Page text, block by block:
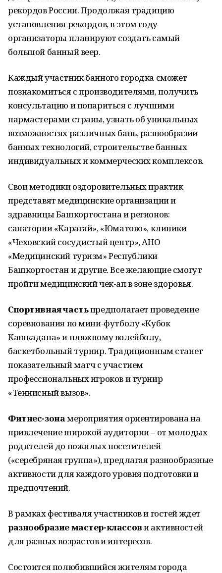
рекордов России. Продолжая традицию
установления рекордов, в этом году
организаторы планируют создать самый
большой банный веер.
Каждый участник банного городка сможет
познакомиться с производителями, получить
консультацию и попариться с лучшими
пармастерами страны, узнать об уникальных
возможностях различных бань, разнообразии
банных технологий, строительстве банных
индивидуальных и коммерческих комплексов.
Свои методики оздоровительных практик
представят медицинские организации и
здравницы Башкортостана и регионов:
санатории «Карагай», «Юматово», клиники
«Чеховский сосудистый центр», АНО
«Медицинский туризм» Республики
Башкортостан и другие. Все желающие смогут
пройти медицинский чек-ап в зоне здоровья.
Спортивная частьпредполагает проведение
соревнования по мини-футболу «Кубок
Кашкадана» и пляжному волейболу,
баскетбольный турнир. Традиционным станет
показательный матч с участием
профессиональных игроков и турнир
«Теннисный вызов».
Фитнес-зонамероприятия ориентирована на
привлечение широкой аудитории – от молодых
родителей до пожилых посетителей
(«серебряная группа»), предлагая разнообразные
активности для каждого уровня подготовки и
предпочтений.
В рамках фестиваля участников и гостей ждет
разнообразие мастер-классови активностей
для разных возрастов и интересов.
Состоится полюбившийся жителям города